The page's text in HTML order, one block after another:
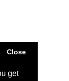
get
Close